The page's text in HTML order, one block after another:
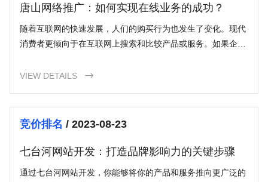
唐山网络推广：如何实现在线业务的成功？
随着互联网的快速发展，人们的购买行为也发生了变化。现代
消费者更倾向于在互联网上搜索和比较产品或服务。如果企业
机会。唐山网络推广帮助企业通过提升在线可见性来吸引更多
VIEW DETAILS 
竞价排名/ 2023-08-23
七台河网站开发：打造品牌影响力的关键步骤
通过七台河网站开发，你能够将你的产品和服务推向更广泛的